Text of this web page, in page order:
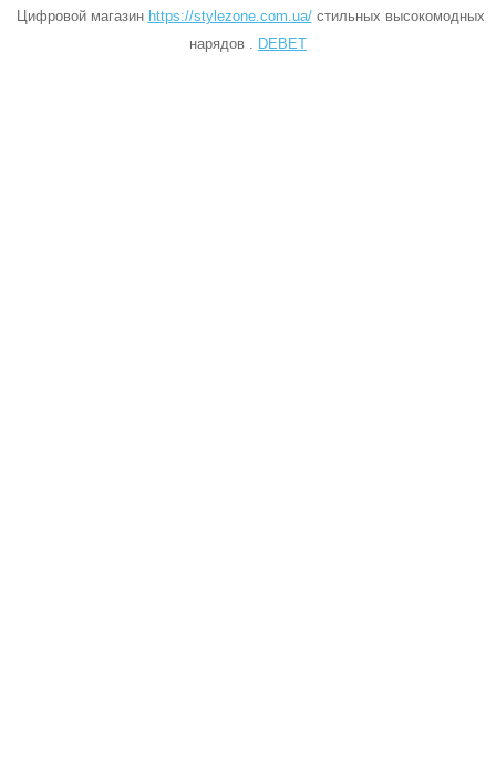
Цифровой магазинhttps://stylezone.com.ua/стильных высокомодных
нарядов . DEBET